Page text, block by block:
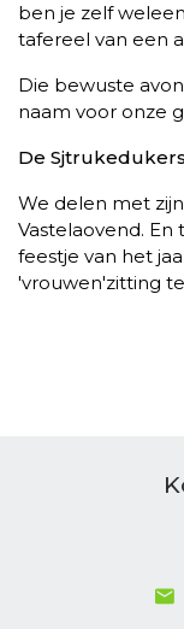
ben je zelf
tafereel van een
Die bewuste
naam voor onze
De
We delen met
Vastelaovend.
feestje van het
'vrouwen'zitting